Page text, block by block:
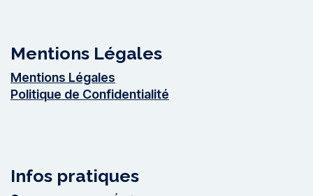
Mentions Légales
Mentions Légales
Politique de Confidentialité
Infos pratiques